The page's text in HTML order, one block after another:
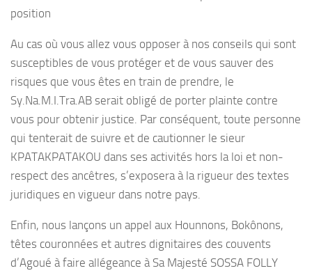
position
Au cas où vous allez vous opposer à nos conseils qui sont
susceptibles de vous protéger et de vous sauver des
risques que vous êtes en train de prendre, le
Sy.Na.M.I.Tra.AB serait obligé de porter plainte contre
vous pour obtenir justice. Par conséquent, toute personne
qui tenterait de suivre et de cautionner le sieur
KPATAKPATAKOU dans ses activités hors la loi et non-
respect des ancêtres, s’exposera à la rigueur des textes
juridiques en vigueur dans notre pays.
Enfin, nous lançons un appel aux Hounnons, Bokônons,
têtes couronnées et autres dignitaires des couvents
d’Agoué à faire allégeance à Sa Majesté SOSSA FOLLY